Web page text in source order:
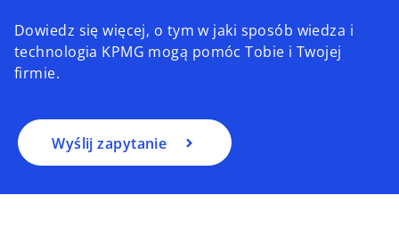
Dowiedz się więcej, o tym w jaki sposób wiedza i
technologia KPMG mogą pomóc Tobie i Twojej
firmie.
Wyślij zapytanie